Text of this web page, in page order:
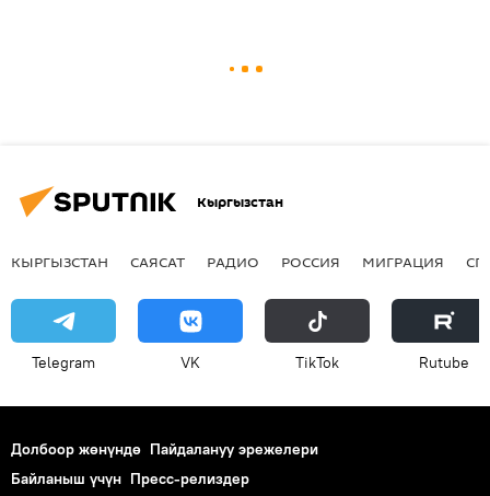
Кыргызстан
КЫРГЫЗСТАН САЯСАТ РАДИО РОССИЯ МИГРАЦИЯ
Telegram VK ТikТоk Rutube
Долбоор жөнүндө Пайдалануу эрежелери
Байланыш үчүн Пресс-релиздер